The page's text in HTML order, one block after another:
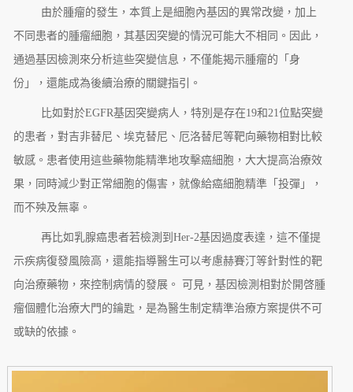
由於腫瘤的發生，本質上是細胞內基因的異常改變，加上
不同患者的腫瘤細胞，其基因突變的情況可能大不相同。因此，
通過基因檢測來分析這些突變信息，不僅能揭示腫瘤的「身
份」，還能成為後續治療的關鍵指引。
比如對於EGFR基因突變病人，特別是存在19和21位點突變
的患者，對吉非替尼、埃克替尼、厄洛替尼等靶向藥物相對比較
敏感。患者使用這些藥物能精準地攻擊癌細胞，大大提高治療效
果，同時減少對正常細胞的傷害，就像給癌細胞精準「投彈」，
而不殃及無辜。
再比如乳腺癌患者若檢測到Her-2基因過度表達，這不僅提
示疾病復發風險高，還能指導醫生可以考慮赫賽汀等針對性的靶
向治療藥物，來控制病情的發展。 可見，基因檢測相對於開啓腫
瘤個體化治療大門的鑰匙，是為醫生制定精準治療方案提供不可
或缺的依據。